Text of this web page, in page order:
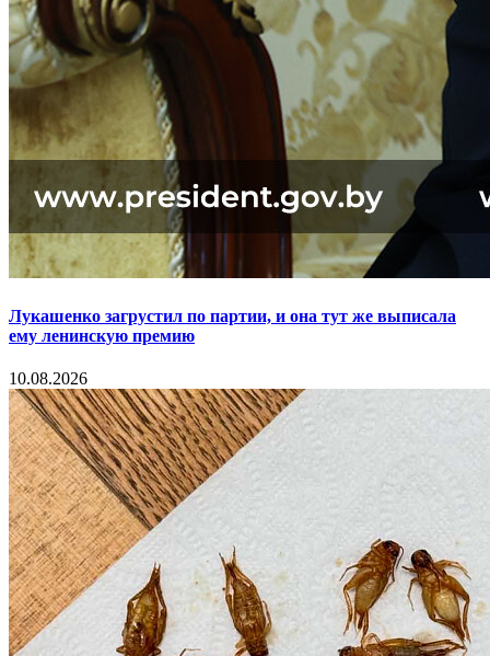
Лукашенко загрустил по партии, и она тут же выписала
ему ленинскую премию
10.08.2026